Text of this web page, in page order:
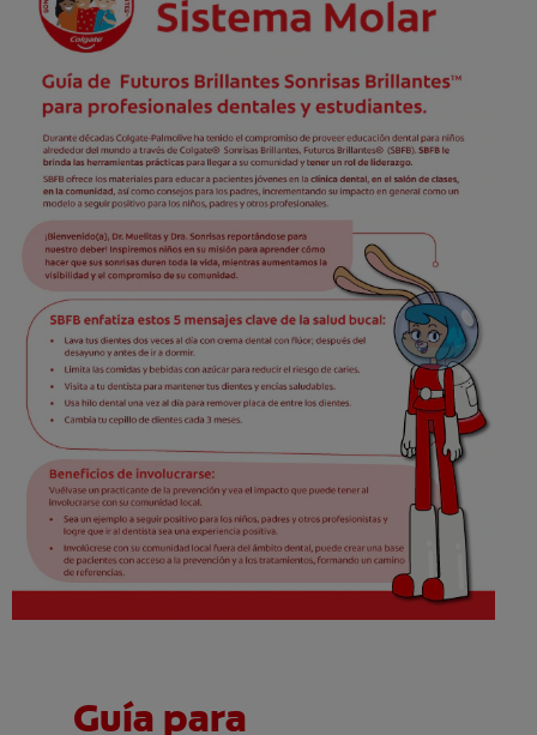
CHEQUEO DE SALUD BUCAL
PARA PROFESIONALES
DÓNDE COMPRAR
VE (ES)
SUSCRÍBETE
Guía para